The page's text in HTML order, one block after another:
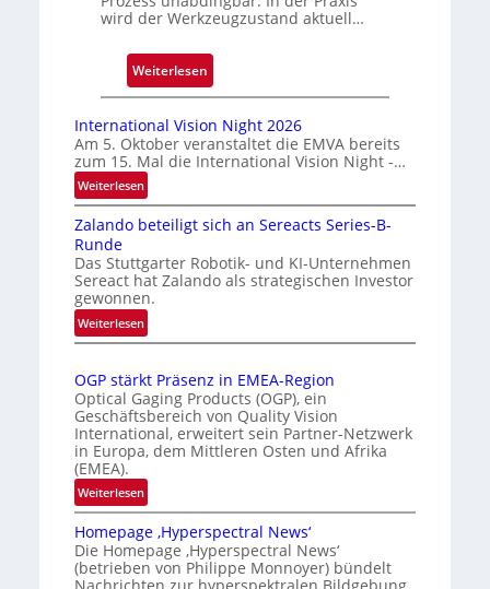
u
k
m
r
k
n
e
r
k
n
n
g
wird der Werkzeugzustand aktuell…
Weiterlesen:
A
t
o
a
t
s
r
e
K
o
n
o
l
l
International Vision Night 2026
Am 5. Oktober veranstaltet die EMVA bereits
zum 15. Mal die International Vision Night -…
Weiterlesen:
I
n
e
r
n
a
o
n
a
l
V
i
s
i
o
n
Zalando beteiligt sich an Sereacts Series-B-
Runde
Das Stuttgarter Robotik- und KI-Unternehmen
Sereact hat Zalando als strategischen Investor
gewonnen.
Weiterlesen:
Z
l
a
n
d
b
e
t
e
i
OGP stärkt Präsenz in EMEA-Region
Optical Gaging Products (OGP), ein
Geschäftsbereich von Quality Vision
International, erweitert sein Partner-Netzwerk
in Europa, dem Mittleren Osten und Afrika
(EMEA).
Weiterlesen:
O
G
P
s
Homepage ‚Hyperspectral News‘
Die Homepage ‚Hyperspectral News‘
(betrieben von Philippe Monnoyer) bündelt